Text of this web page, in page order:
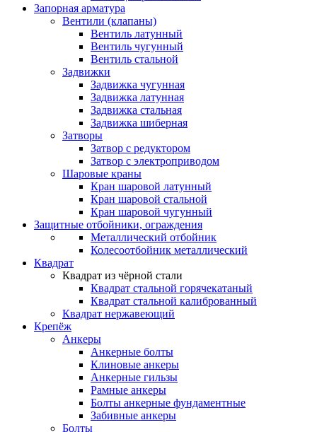
Запорная арматура
Вентили (клапаны)
Вентиль латунный
Вентиль чугунный
Вентиль стальной
Задвижки
Задвижка чугунная
Задвижка латунная
Задвижка стальная
Задвижка шиберная
Затворы
Затвор с редуктором
Затвор с электроприводом
Шаровые краны
Кран шаровой латунный
Кран шаровой стальной
Кран шаровой чугунный
Защитные отбойники, ограждения
Металлический отбойник
Колесоотбойник металлический
Квадрат
Квадрат из чёрной стали
Квадрат стальной горячекатаный
Квадрат стальной калиброванный
Квадрат нержавеющий
Крепёж
Анкеры
Анкерные болты
Клиновые анкеры
Анкерные гильзы
Рамные анкеры
Болты анкерные фундаментные
Забивные анкеры
Болты